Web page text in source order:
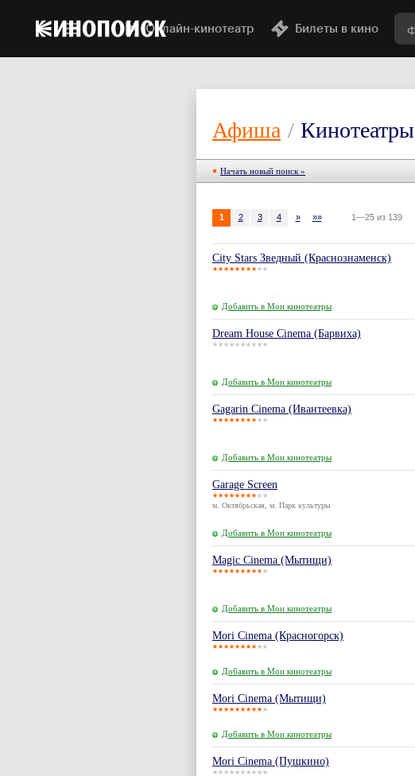
Онлайн-кинотеатр Билеты в кино
Афиша / Кинотеатры
Начать новый поиск »
1 2 3 4 » »» 1—25 из 139
City Stars Зведный (Краснознаменск)
Добавить в Мои кинотеатры
Dream House Cinema (Барвиха)
Добавить в Мои кинотеатры
Gagarin Cinema (Ивантеевка)
Добавить в Мои кинотеатры
Garage Screen
м. Октябрьская, м. Парк культуры
Добавить в Мои кинотеатры
Magic Cinema (Мытищи)
Добавить в Мои кинотеатры
Mori Cinema (Красногорск)
Добавить в Мои кинотеатры
Mori Cinema (Мытищи)
Добавить в Мои кинотеатры
Mori Cinema (Пушкино)